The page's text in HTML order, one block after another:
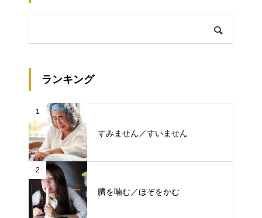
ランキング
1
すみません／すいません
2
臍を噛む／ほぞをかむ